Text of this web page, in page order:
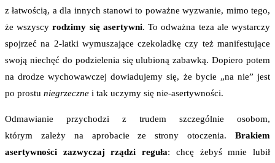
z łatwością, a dla innych stanowi to poważne wyzwanie, mimo tego,
że wszyscyrodzimy się asertywni. To odważna teza ale wystarczy
spojrzeć na 2-latki wymuszające czekoladkę czy też manifestujące
swoją niechęć do podzielenia się ulubioną zabawką. Dopiero potem
na drodze wychowawczej dowiadujemy się, że bycie „na nie” jest
po prostu niegrzeczne i tak uczymy się nie-asertywności.
Odmawianie przychodzi z trudem szczególnie osobom,
którym zależy na aprobacie ze strony otoczenia. Brakiem
asertywności zazwyczaj rządzi reguła: chcę żebyś mnie lubił